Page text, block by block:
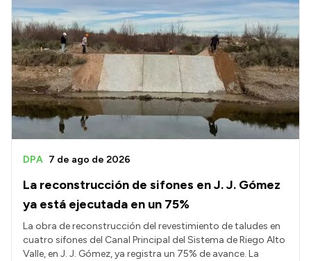
La reconstrucción de sifones en J. J. Gómez
ya está ejecutada en un 75%
DPA 7 de ago de 2026
La obra de reconstrucción del revestimiento de taludes en
cuatro sifones del Canal Principal del Sistema de Riego Alto
Valle, en J. J. Gómez, ya registra un 75% de avance. La